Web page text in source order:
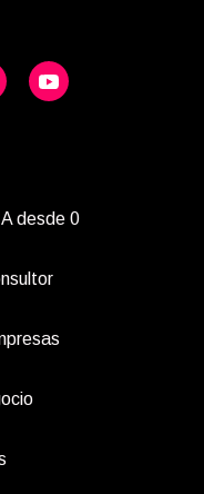
desde 0